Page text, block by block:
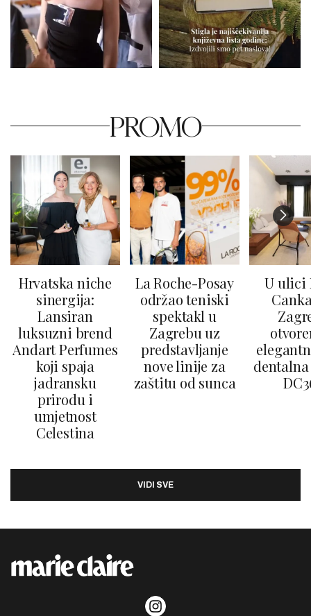
PROMO
Hrvatska niche
sinergija:
Lansiran
luksuzni brend
Andart Perfumes
koji spaja
jadransku
prirodu i
umjetnost
Celestina
La Roche-Posay
održao teniski
spektakl u
Zagrebu uz
predstavljanje
nove linije za
zaštitu od sunca
U ulici
VIDI SVE